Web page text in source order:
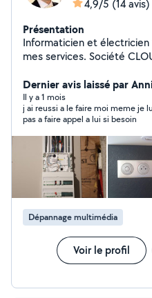
4,9/5 (14 avis)
Présentation
Informaticien et électricien
mes services. Société
Dernier avis laissé par
Il y a 1 mois
j ai reussi a le faire moi meme je
pas a faire appel a lui si besoin
Dépannage multimédia
Voir le profil